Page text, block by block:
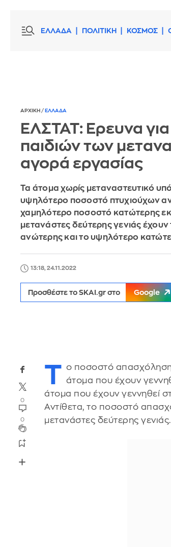
ΕΛΛΑΔΑ ΠΟΛΙΤΙΚΗ ΚΟΣΜΟΣ
ΑΡΧΙΚΗ / ΕΛΛΑΔΑ
ΕΛΣΤΑΤ: Ερευνα
παιδιών των
αγορά εργασίας
Τα άτομα χωρίς μεταναστευτικό
υψηλότερο ποσοστό πτυχιούχων
χαμηλότερο ποσοστό κατώτερης
μετανάστες δεύτερης γενιάς
ανώτερης και το υψηλότερο
13:18, 24.11.2022
Προσθέστε το SKAI.gr στο Google
0
0
Τ ο ποσοστό
άτομα που έχουν
άτομα που έχουν γεννηθεί
Αντίθετα, το ποσοστό
μετανάστες δεύτερης γενιάς.